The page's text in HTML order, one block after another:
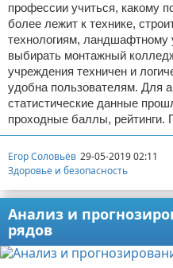
профессии учиться, какому
более лежит к технике,
технологиям, ландшафтному
выбирать монтажный
учреждения техничен и
удобна пользователям. Для
статистические данные
проходные баллы, рейтинги.
Егор Соловьёв 29-05-2019 02:11
Здоровье и безопасность
Анализ и
рядов